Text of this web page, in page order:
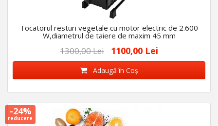
Tocatorul resturi vegetale cu motor electric de 2.600
W,diametrul de taiere de maxim 45 mm
1300,00 Lei 1100,00 Lei
Adaugă în Coş
-24%
reducere